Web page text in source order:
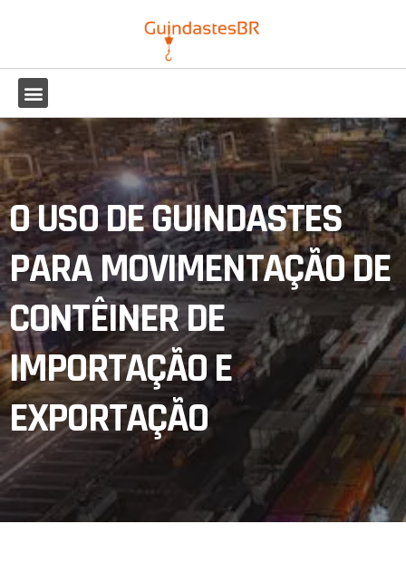
O USO DE GUINDASTES
PARA MOVIMENTAÇÃO DE
CONTÊINER DE
IMPORTAÇÃO E
EXPORTAÇÃO